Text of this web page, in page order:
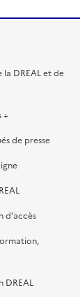
la DREAL et de
+
de presse
d’accès
DREAL